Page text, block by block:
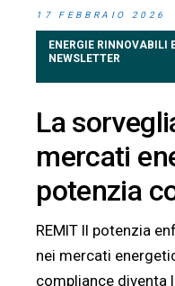
17 FEBBRAIO 2026
ENERGIE RINNOVABILI
NEWSLETTER
La
mercati
potenzia
REMIT II potenzia
nei mercati
compliance diventa